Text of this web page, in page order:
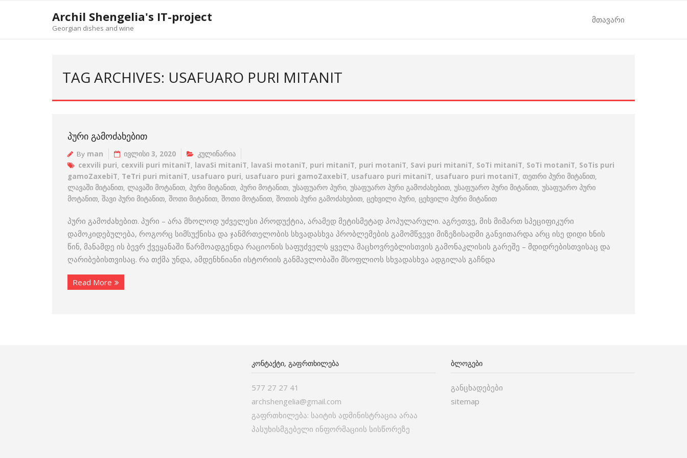
Archil Shengelia's IT-project
Georgian dishes and wine
მთავარი
TAG ARCHIVES: USAFUARO PURI MITANIT
ᲞᲣᲠᲘ ᲒᲐᲛᲝᲫᲐᲮᲔᲑᲘᲗ
By man ივლისი 3, 2020
კულინარია
cexvili puri, cexvili puri mitaniT, lavaSi mitaniT, lavaSi motaniT, puri mitaniT, puri motaniT, Savi puri mitaniT, SoTi mitaniT, SoTi motaniT, SoTis puri
gamoZaxebiT, TeTri puri mitaniT, usafuaro puri, usafuaro puri gamoZaxebiT, usafuaro puri mitaniT, usafuaro puri motaniT, თეთრი პური მიტანით,
ლავაში მიტანით, ლავაში მოტანით, პური მიტანით, პური მოტანით, უსაფუარო პური, უსაფუარო პური გამოძახებით, უსაფუარო პური მიტანით, უსაფუარო პური
მოტანით, შავი პური მიტანით, შოთი მიტანით, შოთი მოტანით, შოთის პური გამოძახებით, ცეხვილი პური, ცეხვილი პური მიტანით
პური გამოძახებით. პური – არა მხოლოდ უძველესი პროდუქტია, არამედ მეტისმეტად პოპულარული. აგრეთვე, მის მიმართ სპეციფიკური
დამოკიდებულება, როგორც სიმსუქნისა და ჯანმრთელობის სხვადასხვა პრობლემების გამომწვევი მიზეზისადმი განვითარდა არც ისე დიდი ხნის
წინ, მანამდე ის ბევრ ქვეყანაში წარმოადგენდა რაციონის საფუძველს ყველა მაცხოვრებლისთვის გამონაკლისის გარეშე – მდიდრებისთვისაც და
ღარიბებისთვისაც. რა თქმა უნდა, ამდენხნიანი ისტორიის განმავლობაში მსოფლიოს სხვადასხვა ადგილას გაჩნდა
Read More
ᲙᲝᲜᲢᲐᲥᲢᲘ, ᲒᲐᲤᲠᲗᲮᲘᲚᲔᲑᲐ
577 27 27 41
archshengelia@gmail.com
გაფრთხილება: საიტის ადმინისტრაცია არაა
პასუხისმგებელი ინფორმაციის სისწორეზე
ᲑᲚᲝᲒᲔᲑᲘ
განცხადებები
sitemap